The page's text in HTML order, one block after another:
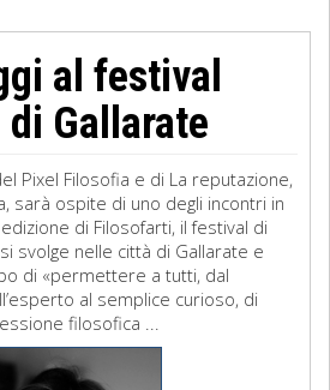
al festival
Gallarate
Pixel Filosofia e di La reputazione,
sarà ospite di uno degli incontri in
di Filosofarti, il festival di
svolge nelle città di Gallarate e
di «permettere a tutti, dal
al semplice curioso, di
filosofica ...